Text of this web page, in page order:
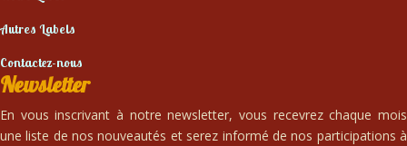
Autres Labels
Contactez-nous
Newsletter
En vous inscrivant à notre newsletter, vous recevrez chaque mois
une liste de nos nouveautés et serez informé de nos participations à